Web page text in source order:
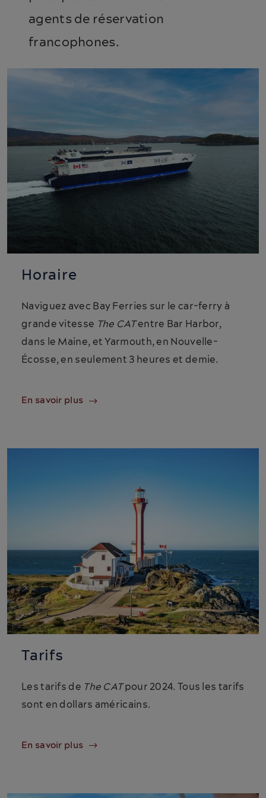
agents de réservation
francophones.
Horaire
Naviguez avec Bay Ferries sur le car-ferry à
grande vitesse The CATentre Bar Harbor,
dans le Maine, et Yarmouth, en Nouvelle-
Écosse, en seulement 3 heures et demie.
En savoir plus
Tarifs
Les tarifs de The CATpour 2024. Tous les tarifs
sont en dollars américains.
En savoir plus